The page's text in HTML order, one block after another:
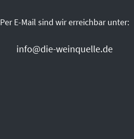
Per E-Mail sind wir erreichbar unter:
info@die-weinquelle.de